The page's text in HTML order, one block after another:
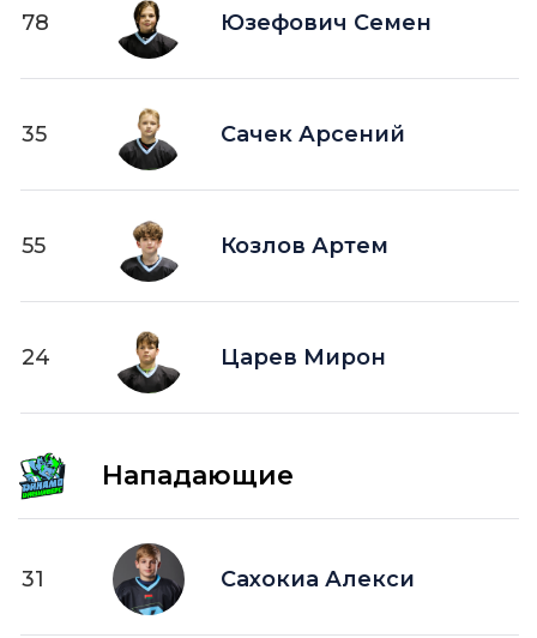
78 Юзефович Семен
35 Сачек Арсений
55 Козлов Артем
24 Царев Мирон
Нападающие
31 Сахокиа Алекси